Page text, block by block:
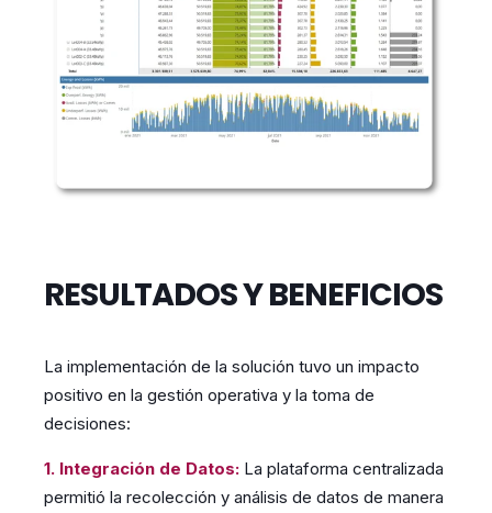
RESULTADOS Y BENEFICIOS
La implementación de la solución tuvo un impacto
positivo en la gestión operativa y la toma de
decisiones:
1. Integración de Datos: La plataforma centralizada
permitió la recolección y análisis de datos de manera